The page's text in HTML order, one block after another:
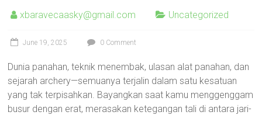
xbaravecaasky@gmail.com Uncategorized
June 19, 2025 0 Comment
Dunia panahan, teknik menembak, ulasan alat panahan, dan
sejarah archery—semuanya terjalin dalam satu kesatuan
yang tak terpisahkan. Bayangkan saat kamu menggenggam
busur dengan erat, merasakan ketegangan tali di antara jari-